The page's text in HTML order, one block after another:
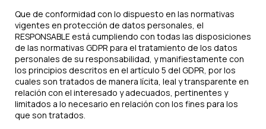
Que de conformidad con lo dispuesto en las normativas
vigentes en protección de datos personales, el
RESPONSABLE está cumpliendo con todas las disposiciones
de las normativas GDPR para el tratamiento de los datos
personales de su responsabilidad, y manifiestamente con
los principios descritos en el artículo 5 del GDPR, por los
cuales son tratados de manera lícita, leal y transparente en
relación con el interesado y adecuados, pertinentes y
limitados a lo necesario en relación con los fines para los
que son tratados.